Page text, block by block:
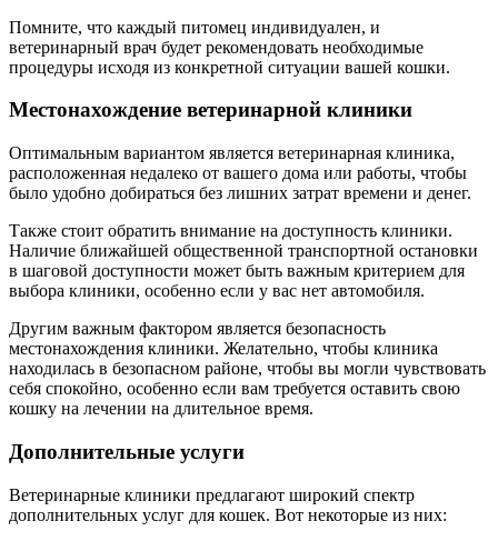
Помните, что каждый питомец индивидуален, и
ветеринарный врач будет рекомендовать необходимые
процедуры исходя из конкретной ситуации вашей кошки.
Местонахождение ветеринарной клиники
Оптимальным вариантом является ветеринарная клиника,
расположенная недалеко от вашего дома или работы, чтобы
было удобно добираться без лишних затрат времени и денег.
Также стоит обратить внимание на доступность клиники.
Наличие ближайшей общественной транспортной остановки
в шаговой доступности может быть важным критерием для
выбора клиники, особенно если у вас нет автомобиля.
Другим важным фактором является безопасность
местонахождения клиники. Желательно, чтобы клиника
находилась в безопасном районе, чтобы вы могли чувствовать
себя спокойно, особенно если вам требуется оставить свою
кошку на лечении на длительное время.
Дополнительные услуги
Ветеринарные клиники предлагают широкий спектр
дополнительных услуг для кошек. Вот некоторые из них: